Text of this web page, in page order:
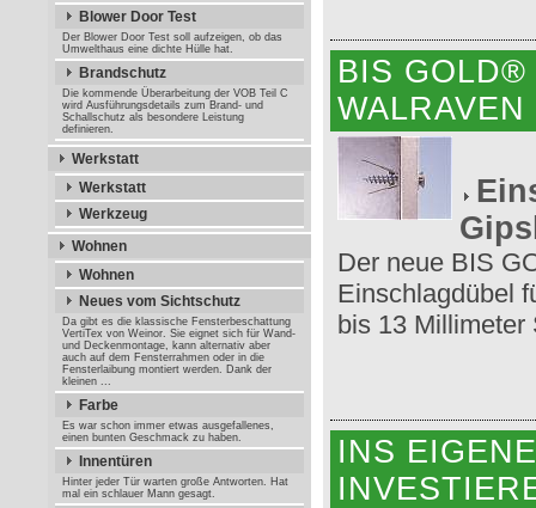
Blower Door Test
Der Blower Door Test soll aufzeigen, ob das
Umwelthaus eine dichte Hülle hat.
Brandschutz
Die kommende Überarbeitung der VOB Teil C
wird Ausführungsdetails zum Brand- und
Schallschutz als besondere Leistung
definieren.
Werkstatt
Werkstatt
Werkzeug
Wohnen
Wohnen
Neues vom Sichtschutz
Da gibt es die klassische Fensterbeschattung
VertiTex von Weinor. Sie eignet sich für Wand-
und Deckenmontage, kann alternativ aber
auch auf dem Fensterrahmen oder in die
Fensterlaibung montiert werden. Dank der
kleinen ...
Farbe
Es war schon immer etwas ausgefallenes,
einen bunten Geschmack zu haben.
Innentüren
Hinter jeder Tür warten große Antworten. Hat
mal ein schlauer Mann gesagt.
BIS GOLD®
WALRAVEN
Der neue BIS
Einschlagdübel
bis 13 Millimeter
INS